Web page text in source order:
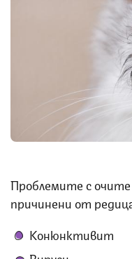
Проблемите с
причинени от
Конюнктивит